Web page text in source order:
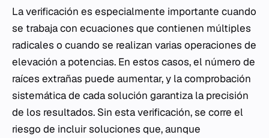
La verificación es especialmente importante cuando
se trabaja con ecuaciones que contienen múltiples
radicales o cuando se realizan varias operaciones de
elevación a potencias. En estos casos, el número de
raíces extrañas puede aumentar, y la comprobación
sistemática de cada solución garantiza la precisión
de los resultados. Sin esta verificación, se corre el
riesgo de incluir soluciones que, aunque